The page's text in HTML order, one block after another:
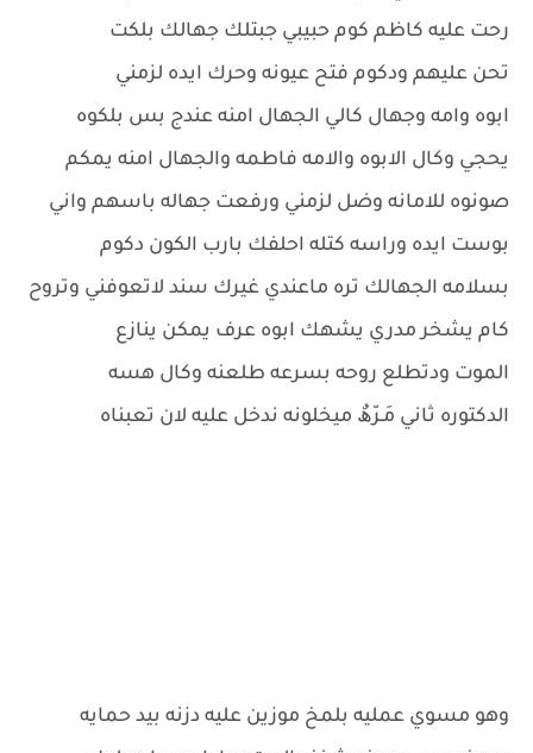
رحت عليه كاظم كوم حبيبي جبتلك جهالك بلكت
تحن عليهم ودكوم فتح عيونه وحرك ايده لزمني
ابوه وامه وجهال كالي الجهال امنه عندج بس بلكوه
يحجي وكال الابوه والامه فاطمه والجهال امنه يمكم
صونوه للامانه وضل لزمني ورفعت جهاله باسهم واني
بوست ايده وراسه كتله احلفك بارب الكون دكوم
بسلامه الجهالك تره ماعندي غيرك سند لاتعوفني وتروح
كام يشخر مدري يشهك ابوه عرف يمكن ينازع
الموت ودتطلع روحه بسرعه طلعنه وكال هسه
الدكتوره ثاني مَـرّھٌ ميخلونه ندخل عليه لان تعبناه
وهو مسوي عمليه بلمخ موزين عليه دزنه بيد حمايه